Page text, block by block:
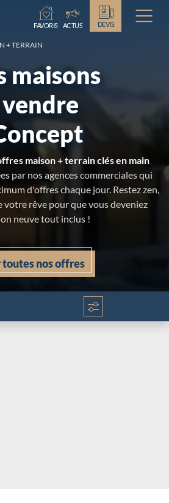
Chargement...
FAVORIS
ACTUS DEVIS
+ TERRAIN
maisons
maison + terrain clés en main
par nos agences commerciales qui
d'offres chaque jour. Restez zen,
rêve pour que vous deveniez
neuve tout inclus !
toutes nos offres